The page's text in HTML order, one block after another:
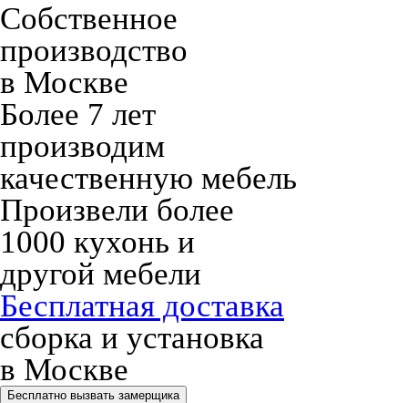
Собственное
производство
в Москве
Более 7 лет
производим
качественную мебель
Произвели более
1000 кухонь и
другой мебели
Бесплатная доставка
сборка и установка
в Москве
Бесплатно вызвать замерщика